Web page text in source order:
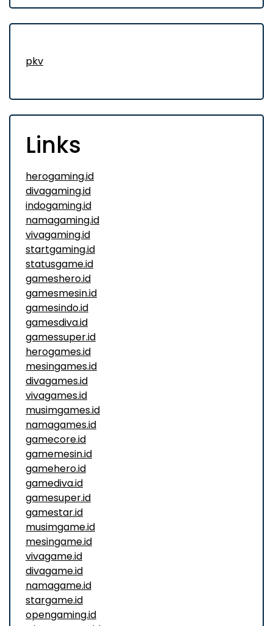
pkv
Links
herogaming.id
divagaming.id
indogaming.id
namagaming.id
vivagaming.id
startgaming.id
statusgame.id
gameshero.id
gamesmesin.id
gamesindo.id
gamesdiva.id
gamessuper.id
herogames.id
mesingames.id
divagames.id
vivagames.id
musimgames.id
namagames.id
gamecore.id
gamemesin.id
gamehero.id
gamediva.id
gamesuper.id
gamestar.id
musimgame.id
mesingame.id
vivagame.id
divagame.id
namagame.id
stargame.id
opengaming.id